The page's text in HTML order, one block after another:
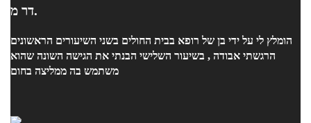
דר מ.
הומלץ לי על ידי בן של רופא בבית החולים בשני השיעורים הראשונים
הרגשתי אבודה , בשיעור השלישי הבנתי את הגישה השונה שהוא
משתמש בה ממליצה בחום